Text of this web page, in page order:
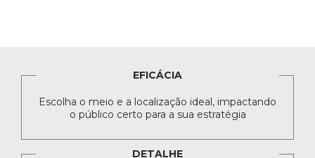
EFICÁCIA
Escolha o meio e a localização ideal, impactando
o público certo para a sua estratégia
DETALHE